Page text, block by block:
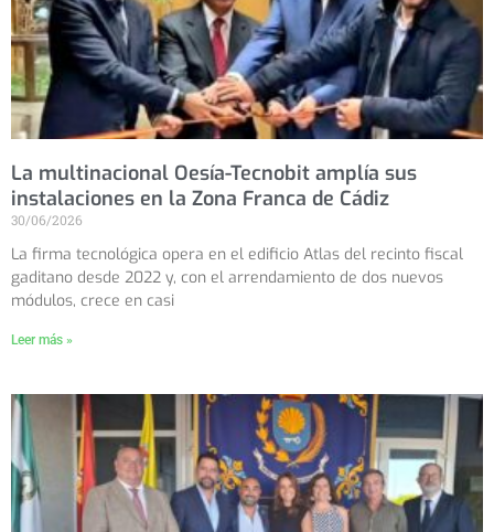
La multinacional Oesía-Tecnobit amplía sus
instalaciones en la Zona Franca de Cádiz
30/06/2026
La firma tecnológica opera en el edificio Atlas del recinto fiscal
gaditano desde 2022 y, con el arrendamiento de dos nuevos
módulos, crece en casi
Leer más »